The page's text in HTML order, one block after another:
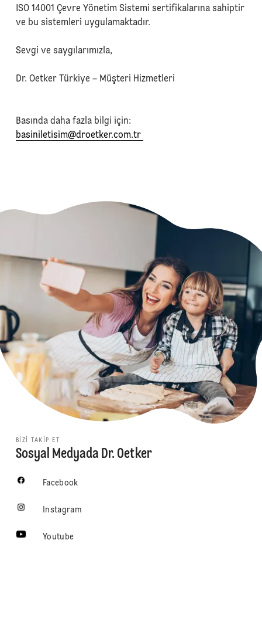
ISO 14001 Çevre Yönetim Sistemi sertifikalarına sahiptir
ve bu sistemleri uygulamaktadır.
Sevgi ve saygılarımızla,
Dr. Oetker Türkiye – Müşteri Hizmetleri
⁠Basında daha fazla bilgi için:
basiniletisim@droetker.com.tr
BIZI TAKIP ET
Sosyal Medyada Dr. Oetker
Facebook
Instagram
Youtube